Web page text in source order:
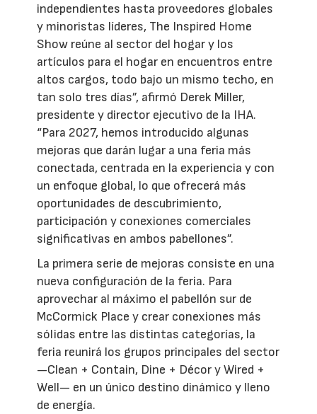
independientes hasta proveedores globales
y minoristas líderes, The Inspired Home
Show reúne al sector del hogar y los
artículos para el hogar en encuentros entre
altos cargos, todo bajo un mismo techo, en
tan solo tres días”, afirmó Derek Miller,
presidente y director ejecutivo de la IHA.
“Para 2027, hemos introducido algunas
mejoras que darán lugar a una feria más
conectada, centrada en la experiencia y con
un enfoque global, lo que ofrecerá más
oportunidades de descubrimiento,
participación y conexiones comerciales
significativas en ambos pabellones”.
La primera serie de mejoras consiste en una
nueva configuración de la feria. Para
aprovechar al máximo el pabellón sur de
McCormick Place y crear conexiones más
sólidas entre las distintas categorías, la
feria reunirá los grupos principales del sector
—Clean + Contain, Dine + Décor y Wired +
Well— en un único destino dinámico y lleno
de energía.